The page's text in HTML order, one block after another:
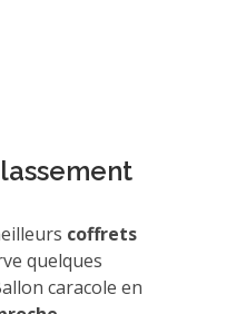
coffrets
quelques
caracole en